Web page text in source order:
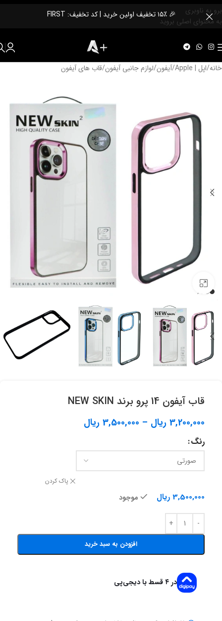
برو به ناوبری
به محتوای اصلی بروید
🎉 ۱۵٪ تخفیف اولین خرید | کد تخفیف: FIRST
خانه/اپل | Apple /آیفون/لوازم جانبی آیفون/قاب های آیفون
برای بزرگنمایی کلیک کنید.
قاب آيفون 14 پرو برند NEW SKIN
3,200,000 ریال –
3,500,000 ریال
رنگ
پاک کردن
3,500,000 ریال موجود
افزودن به سبد خرید
در ۴ قسط با دیجی‌پی